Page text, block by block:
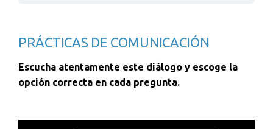
PRÁCTICAS DE COMUNICACIÓN
Escucha atentamente este diálogo y escoge la
opción correcta en cada pregunta.